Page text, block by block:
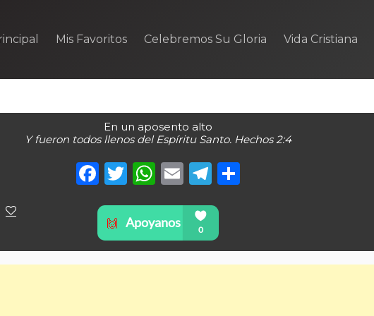
Mis Favoritos Celebremos Su Gloria Vida Cristiana
En un aposento alto
Y fueron todos llenos del Espíritu Santo. Hechos 2:4
Facebook
Twitter
WhatsApp
EmailTelegram